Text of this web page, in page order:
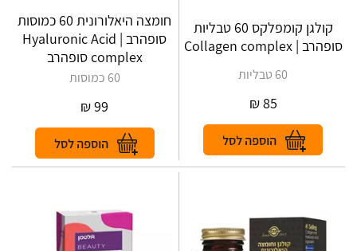
קולגן קומפלקס 60 טבליות
סופהרב | Collagen complex
60 טבליות
85
₪
חומצה היאלורונית 60 כמוסות
סופהרב | Hyaluronic Acid
complex סופהרב
60 כמוסות
99
₪